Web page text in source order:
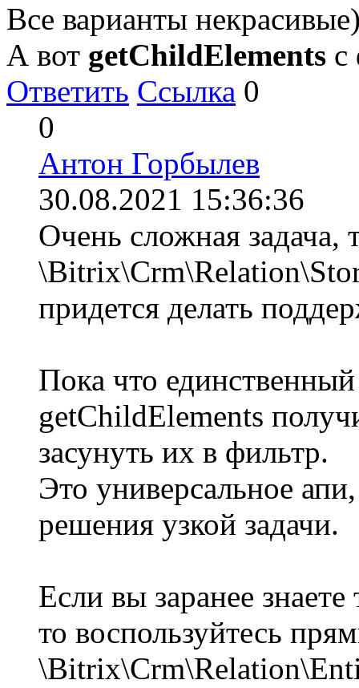
Все варианты
А вот getChildElements с
Ответить Ссылка 0
0
Антон Горбылев
30.08.2021 15:36:36
Очень сложная задача,
придется делать
Пока что
getChildElements
засунуть их в фильтр.
Это универсальное
решения узкой задачи.
Если вы заранее
то воспользуйтесь